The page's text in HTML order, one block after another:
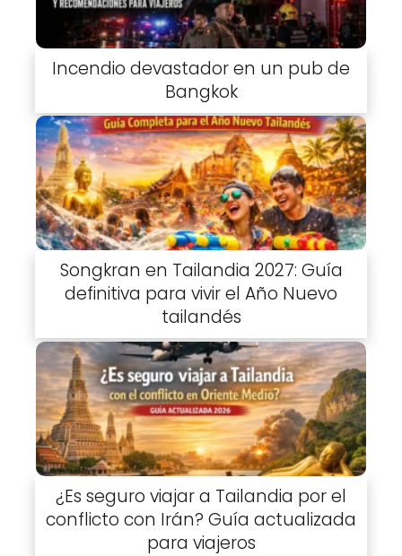
Incendio devastador en un pub de
Bangkok
Songkran en Tailandia 2027: Guía
definitiva para vivir el Año Nuevo
tailandés
¿Es seguro viajar a Tailandia por el
conflicto con Irán? Guía actualizada
para viajeros